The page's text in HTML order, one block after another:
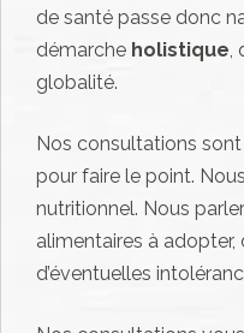
de santé passe donc
démarche holistique,
globalité.
Nos consultations
pour faire le point.
nutritionnel. Nous
alimentaires à adopter,
d’éventuelles